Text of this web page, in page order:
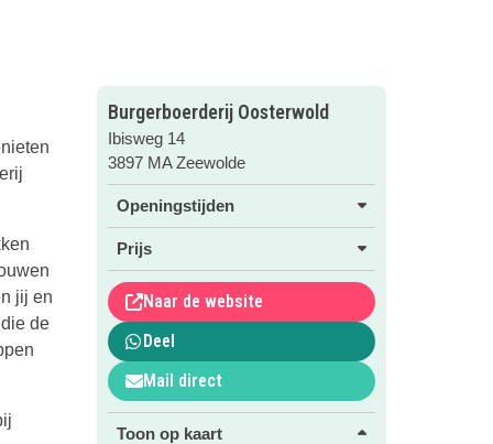
jij en
de
Burgerboerderij Oosterwold
Ibisweg 14
3897 MA Zeewolde
Openingstijden
Prijs
Naar de website
Deel
Mail direct
Toon op kaart